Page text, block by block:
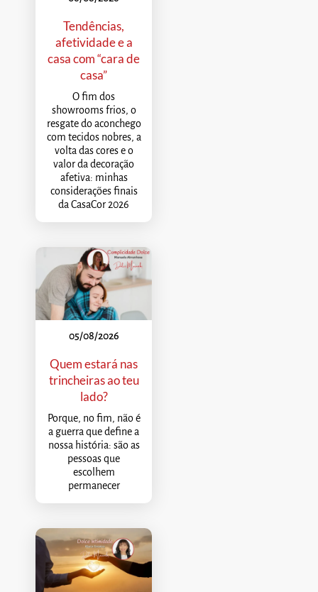
Tendências,
afetividade e a
casa com “cara de
casa”
O fim dos
showrooms frios, o
resgate do aconchego
com tecidos nobres, a
volta das cores e o
valor da decoração
afetiva: minhas
considerações finais
da CasaCor 2026
05/08/2026
Quem estará nas
trincheiras ao teu
lado?
Porque, no fim, não é
a guerra que define a
nossa história: são as
pessoas que
escolhem
permanecer